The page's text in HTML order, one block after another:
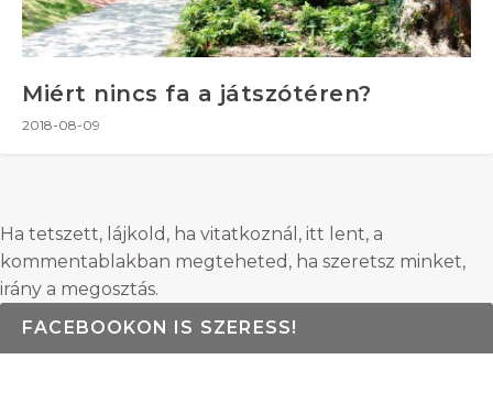
Miért nincs fa a játszótéren?
2018-08-09
Ha tetszett, lájkold, ha vitatkoznál, itt lent, a
kommentablakban megteheted, ha szeretsz minket,
irány a megosztás.
FACEBOOKON IS SZERESS!